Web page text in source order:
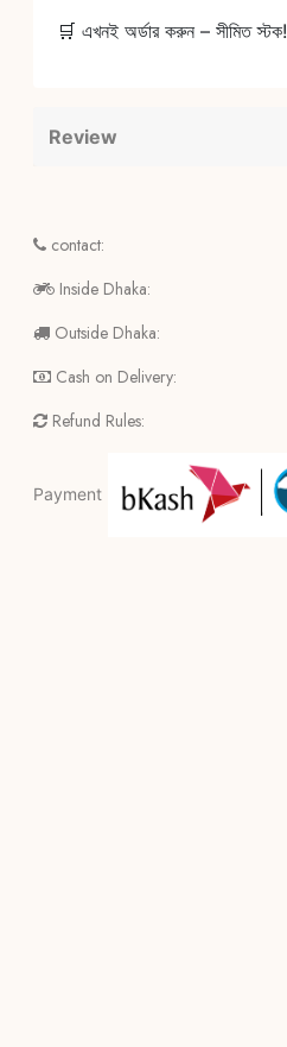
🛒 এখনই অর্ডার করুন – সীমিত স্টক!
Review
contact:
Inside Dhaka:
Outside Dhaka:
Cash on Delivery:
Refund Rules:
Payment